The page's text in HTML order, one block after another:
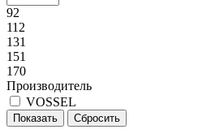
92
112
131
151
170
Производитель
VOSSEL